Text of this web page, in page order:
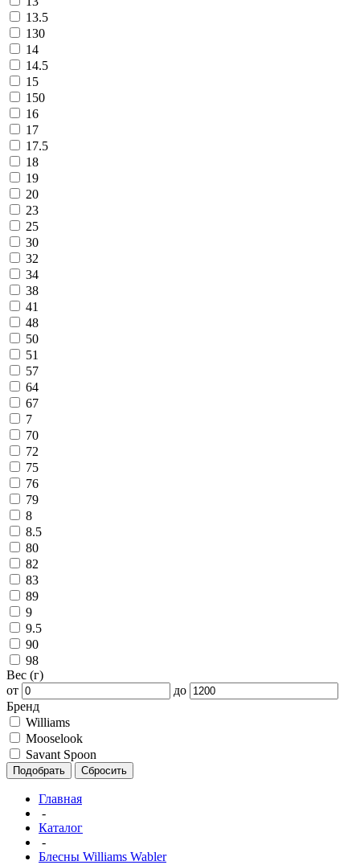
13.5
130
14
14.5
15
150
16
17
17.5
18
19
20
23
25
30
32
34
38
41
48
50
51
57
64
67
7
70
72
75
76
79
8
8.5
80
82
83
89
9
9.5
90
98
Вес (г)
от
до
Бренд
Williams
Mooselook
Savant Spoon
Подобрать Сбросить
Главная
-
Каталог
-
Блесны Williams Wabler